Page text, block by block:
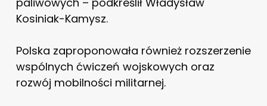
Kosiniak-Kamysz.
Polska zaproponowała również rozszerzenie
wspólnych ćwiczeń wojskowych oraz
rozwój mobilności militarnej.